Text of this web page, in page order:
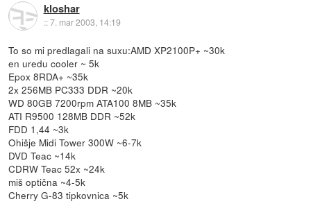
kloshar
::7. mar 2003, 14:19
To so mi predlagali na suxu:AMD XP2100P+ ~30k
en uredu cooler ~ 5k
Epox 8RDA+ ~35k
2x 256MB PC333 DDR ~20k
WD 80GB 7200rpm ATA100 8MB ~35k
ATI R9500 128MB DDR ~52k
FDD 1,44 ~3k
Ohišje Midi Tower 300W ~6-7k
DVD Teac ~14k
CDRW Teac 52x ~24k
miš optična ~4-5k
Cherry G-83 tipkovnica ~5k